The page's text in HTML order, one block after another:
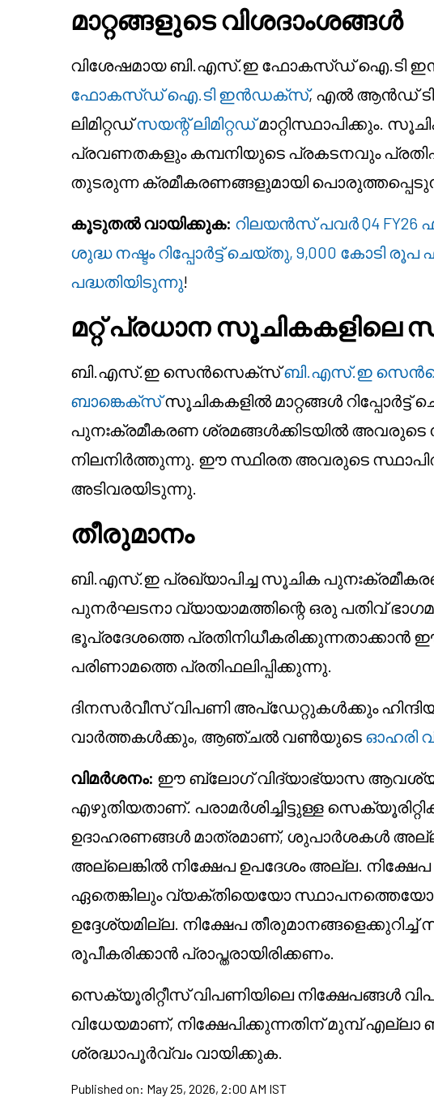
മാറ്റങ്ങളുടെ വിശദാംശങ്ങൾ
വിശേഷമായ ബി.എസ്.ഇ ഫോകസ്ഡ് ഐ.ടി
ഫോകസ്ഡ് ഐ.ടി ഇൻഡക്സ്, എൽ ആൻഡ് ടി
ലിമിറ്റഡ്സയന്റ് ലിമിറ്റഡ്മാറ്റിസ്ഥാപിക്കും.
പ്രവണതകളും കമ്പനിയുടെ പ്രകടനവും
തുടരുന്ന ക്രമീകരണങ്ങളുമായി
കൂടുതൽ വായിക്കുക: റിലയൻസ് പവർ Q4
ശുദ്ധ നഷ്ടം റിപ്പോർട്ട് ചെയ്തു, 9,000 കോടി
പദ്ധതിയിടുന്നു!
മറ്റ് പ്രധാന സൂചികകളിലെ
ബി.എസ്.ഇ സെൻസെക്സ്ബി.എസ്.ഇ
ബാങ്കെക്സ്സൂചികകളിൽ മാറ്റങ്ങൾ റിപ്പോർട്ട്
പുനഃക്രമീകരണ ശ്രമങ്ങൾക്കിടയിൽ അവരുടെ
നിലനിർത്തുന്നു. ഈ സ്ഥിരത അവരുടെ
അടിവരയിടുന്നു.
തീരുമാനം
ബി.എസ്.ഇ പ്രഖ്യാപിച്ച സൂചിക
പുനർഘടനാ വ്യായാമത്തിന്റെ ഒരു പതിവ്
ഭൂപ്രദേശത്തെ പ്രതിനിധീകരിക്കുന്നതാക്കാൻ
പരിണാമത്തെ പ്രതിഫലിപ്പിക്കുന്നു.
ദിനസർവീസ് വിപണി അപ്ഡേറ്റുകൾക്കും
വാർത്തകൾക്കും, ആഞ്ചൽ വൺയുടെ ഓഹരി
വിമർശനം: ഈ ബ്ലോഗ് വിദ്യാഭ്യാസ
എഴുതിയതാണ്. പരാമർശിച്ചിട്ടുള്ള
ഉദാഹരണങ്ങൾ മാത്രമാണ്, ശുപാർശകൾ
അല്ലെങ്കിൽ നിക്ഷേപ ഉപദേശം അല്ല.
ഏതെങ്കിലും വ്യക്തിയെയോ സ്ഥാപനത്തെയോ
ഉദ്ദേശ്യമില്ല. നിക്ഷേപ
രൂപീകരിക്കാൻ പ്രാപ്തരായിരിക്കണം.
സെക്യൂരിറ്റീസ് വിപണിയിലെ നിക്ഷേപങ്ങൾ
വിധേയമാണ്, നിക്ഷേപിക്കുന്നതിന് മുമ്പ് എല്ലാ
ശ്രദ്ധാപൂർവ്വം വായിക്കുക.
Published on: May 25, 2026, 2:00 AM IST